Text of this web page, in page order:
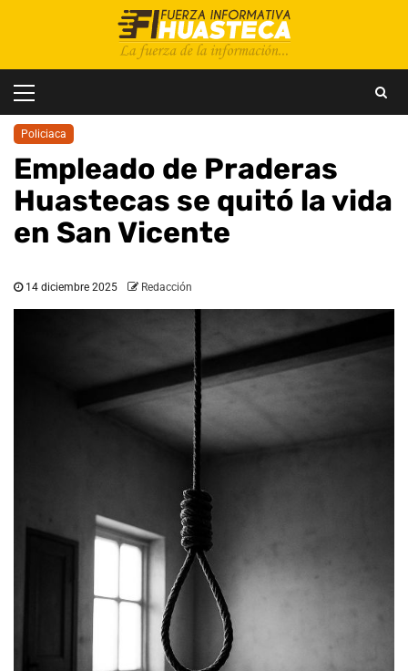
principal
Policiaca
Empleado de Praderas
Huastecas se quitó la vida
en San Vicente
14 diciembre 2025 Redacción